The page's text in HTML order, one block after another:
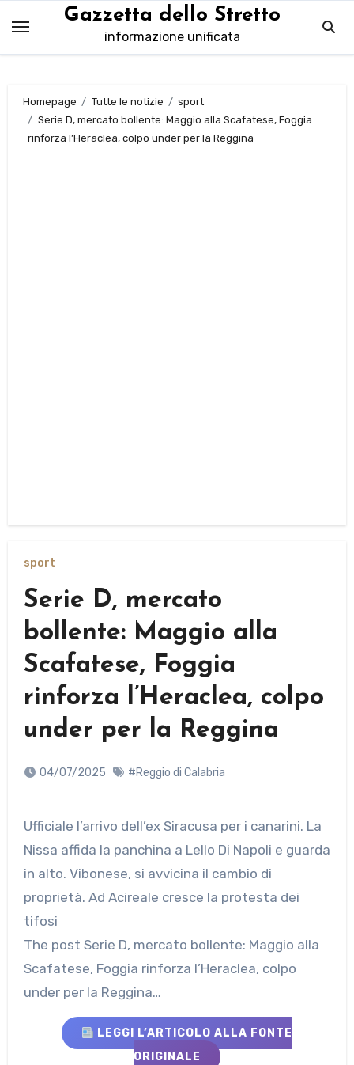
contenuto
Gazzetta dello Stretto
informazione unificata
Homepage Tutte le notizie
sport
Serie D, mercato bollente: Maggio alla Scafatese, Foggia
rinforza l’Heraclea, colpo under per la Reggina
sport
Serie D, mercato
bollente: Maggio alla
Scafatese, Foggia
rinforza l’Heraclea, colpo
under per la Reggina
04/07/2025 #Reggio di Calabria
Ufficiale l’arrivo dell’ex Siracusa per i canarini. La
Nissa affida la panchina a Lello Di Napoli e guarda
in alto. Vibonese, si avvicina il cambio di
proprietà. Ad Acireale cresce la protesta dei
tifosi
The post Serie D, mercato bollente: Maggio alla
Scafatese, Foggia rinforza l’Heraclea, colpo
under per la Reggina…
LEGGI L’ARTICOLO ALLA FONTE
ORIGINALE